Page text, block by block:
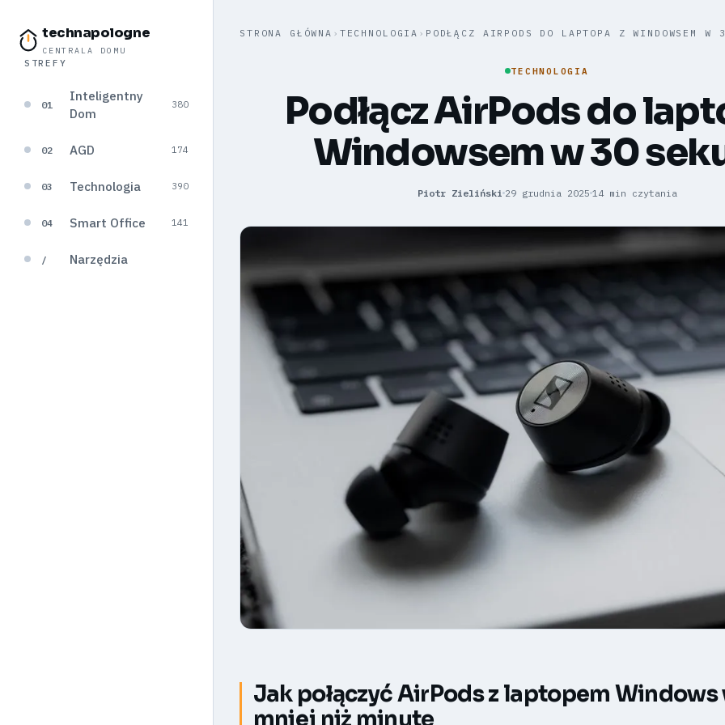
technapologne
CENTRALA DOMU
STREFY
01
Inteligentny
Dom
380
02 AGD 174
03 Technologia 390
04 Smart Office 141
/ Narzędzia
STRONA GŁÓWNA › TECHNOLOGIA › PODŁĄCZ AIRPODS DO LAPTOPA Z WINDOWSEM W
TECHNOLOGIA
Podłącz AirPods do
Windowsem w 30
Piotr Zieliński 29 grudnia 2025 14 min czytania
Jak połączyć AirPods z laptopem Windows